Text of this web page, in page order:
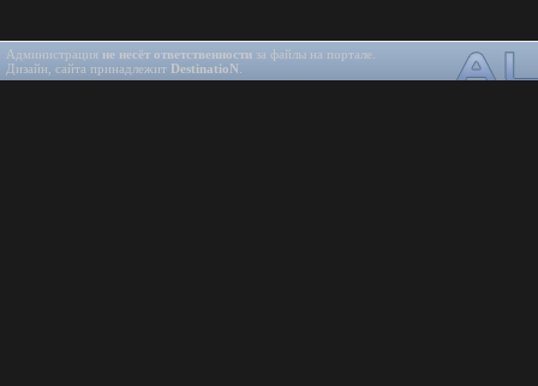
Администрация не несёт ответственности за файлы на портале.
Дизайн, сайта принадлежит DestinatioN